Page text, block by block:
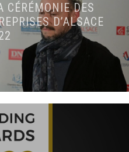
CÉRÉMONIE DES
D’ALSACE